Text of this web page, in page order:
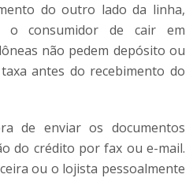
do outro lado da linha,
o consumidor de cair em
não pedem depósito ou
antes do recebimento do
de enviar os documentos
do crédito por fax ou e-mail.
ou o lojista pessoalmente